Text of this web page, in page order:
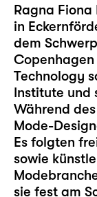
Ragna
in
dem
Copenhagen
Technology
Institute und
Während
Mode-
Es folgten
sowie
sie fest am